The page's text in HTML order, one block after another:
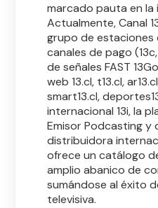
marcado pauta en la
Actualmente, Canal
grupo de estaciones
canales de pago
de señales FAST
web 13.cl, t13.cl,
smart13.cl,
internacional 13i, la
Emisor Podcasting y
distribuidora
ofrece un catálogo
amplio abanico de
sumándose al éxito
televisiva.